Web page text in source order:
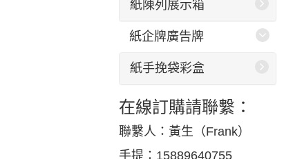
紙陳列展示箱
紙企牌廣告牌
紙手挽袋彩盒
在線訂購請聯繫：
聯繫人：黃生（Frank）
手提：15889640755